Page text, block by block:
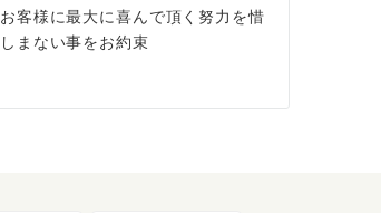
お客様に最大に喜んで頂く努力を惜
しまない事をお約束